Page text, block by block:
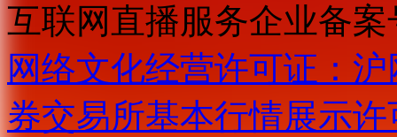
互联网直播服务企业备案
网络文化经营许可证：
券交易所基本行情展示许